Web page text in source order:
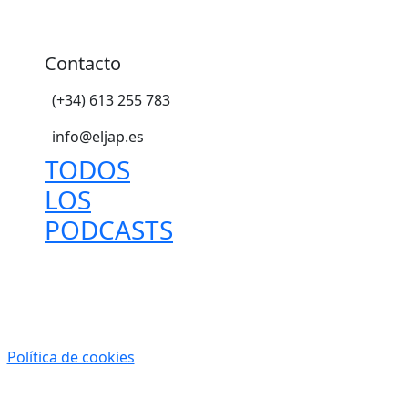
Contacto
(+34) 613 255 783
info@eljap.es
TODOS
LOS
PODCASTS
Política de cookies